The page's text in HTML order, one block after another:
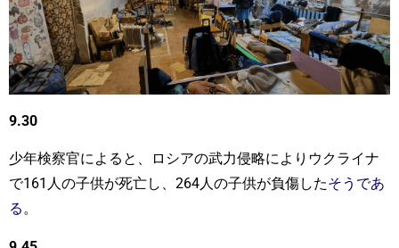
9.30
少年検察官によると、ロシアの武力侵略によりウクライナ
で161人の子供が死亡し、264人の子供が負傷したそうであ
る。